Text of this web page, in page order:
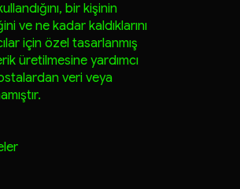
bir kişinin
ve ne kadar kaldıklarını
için özel tasarlanmış
üretilmesine yardımcı
veri veya